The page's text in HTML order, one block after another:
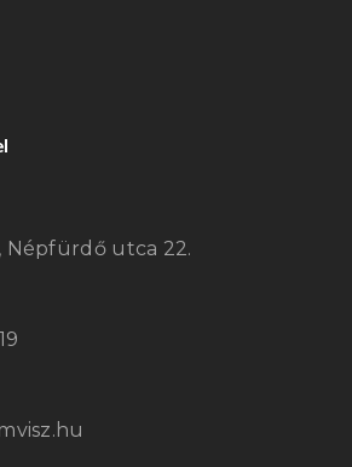
Népfürdő utca 22.